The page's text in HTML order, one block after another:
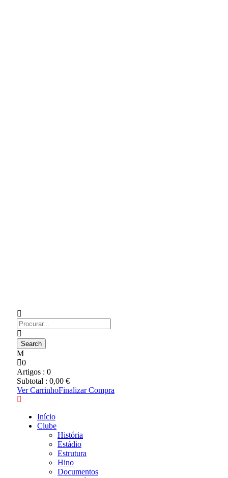
0
Artigos : 0
Subtotal : 0,00 €
Ver CarrinhoFinalizar Compra
Início
Clube
História
Estádio
Estrutura
Hino
Documentos